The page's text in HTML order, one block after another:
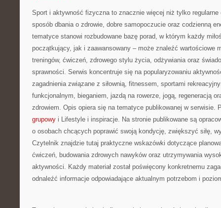
Sport i aktywność fizyczna to znacznie więcej niż tylko
sposób dbania o zdrowie, dobre samopoczucie oraz codzienną
tematyce stanowi rozbudowane bazę porad, w którym każdy
początkujący, jak i zaawansowany – może znaleźć wartościowe
treningów, ćwiczeń, zdrowego stylu życia, odżywiania oraz
sprawności. Serwis koncentruje się na popularyzowaniu
zagadnienia związane z siłownią, fitnessem, sportami
funkcjonalnym, bieganiem, jazdą na rowerze, jogą, regeneracją
zdrowiem. Opis opiera się na tematyce publikowanej w serwisie.
grupowy i Lifestyle i inspiracje. Na stronie publikowane są
o osobach chcących poprawić swoją kondycję, zwiększyć siłę,
Czytelnik znajdzie tutaj praktyczne wskazówki dotyczące
ćwiczeń, budowania zdrowych nawyków oraz utrzymywania
aktywności. Każdy materiał został poświęcony konkretnemu
odnaleźć informacje odpowiadające aktualnym potrzebom i